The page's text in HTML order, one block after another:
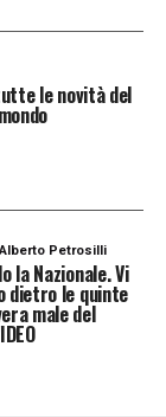
le novità del
Petrosilli
la Nazionale. Vi
dietro le quinte
male del